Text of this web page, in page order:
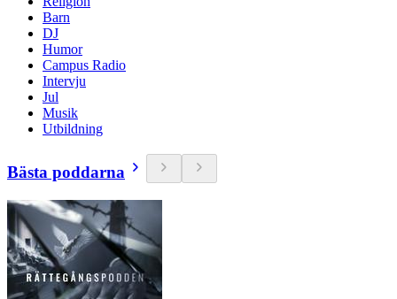
Barn
DJ
Humor
Campus Radio
Intervju
Jul
Musik
Utbildning
Bästa poddarna